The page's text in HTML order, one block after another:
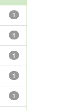
1
1
1
1
1